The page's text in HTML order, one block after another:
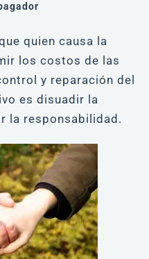
quien causa la
los costos de las
y reparación del
es disuadir la
la responsabilidad.